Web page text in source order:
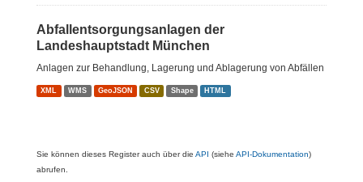
Abfallentsorgungsanlagen der
Landeshauptstadt München
Anlagen zur Behandlung, Lagerung und Ablagerung von Abfällen
XML WMS GeoJSON CSV Shape HTML
Sie können dieses Register auch über die API (siehe API-Dokumentation)
abrufen.